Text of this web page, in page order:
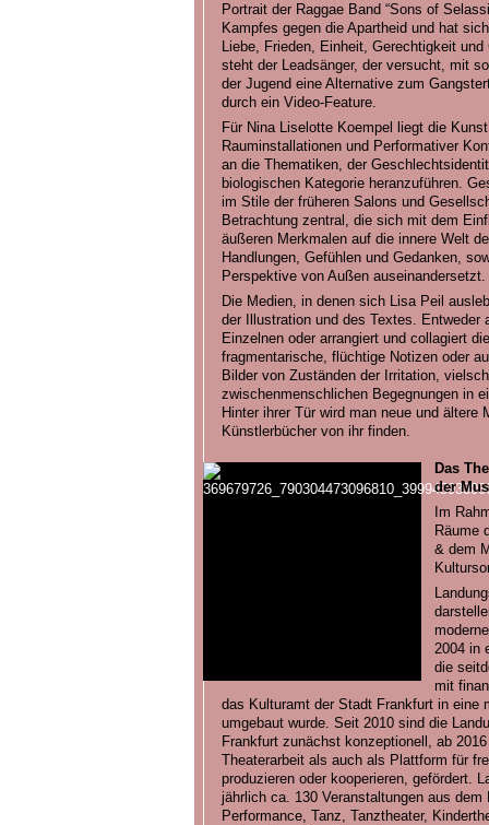
Portrait der Raggae Band “Sons of
Kampfes gegen die Apartheid und hat
Liebe, Frieden, Einheit, Gerechtigkeit
steht der Leadsänger, der versucht, mit
der Jugend eine Alternative zum
durch ein Video-Feature.
Für Nina Liselotte Koempel liegt die
Rauminstallationen und Performativer
an die Thematiken, der
biologischen Kategorie heranzuführen.
im Stile der früheren Salons und
Betrachtung zentral, die sich mit dem
äußeren Merkmalen auf die innere Welt
Handlungen, Gefühlen und Gedanken,
Perspektive von Außen auseinandersetzt.
Die Medien, in denen sich Lisa Peil
der Illustration und des Textes. Entweder
Einzelnen oder arrangiert und collagiert
fragmentarische, flüchtige Notizen oder
Bilder von Zuständen der Irritation,
zwischenmenschlichen Begegnungen in
Hinter ihrer Tür wird man neue und ältere
Künstlerbücher von ihr finden.
Das
der
Im
Räume
& dem
2004 in
die
mit
das Kulturamt der Stadt Frankfurt in eine
umgebaut wurde. Seit 2010 sind die
Frankfurt zunächst konzeptionell, ab
Theaterarbeit als auch als Plattform für
produzieren oder kooperieren, gefördert.
jährlich ca. 130 Veranstaltungen aus
Performance, Tanz, Tanztheater,